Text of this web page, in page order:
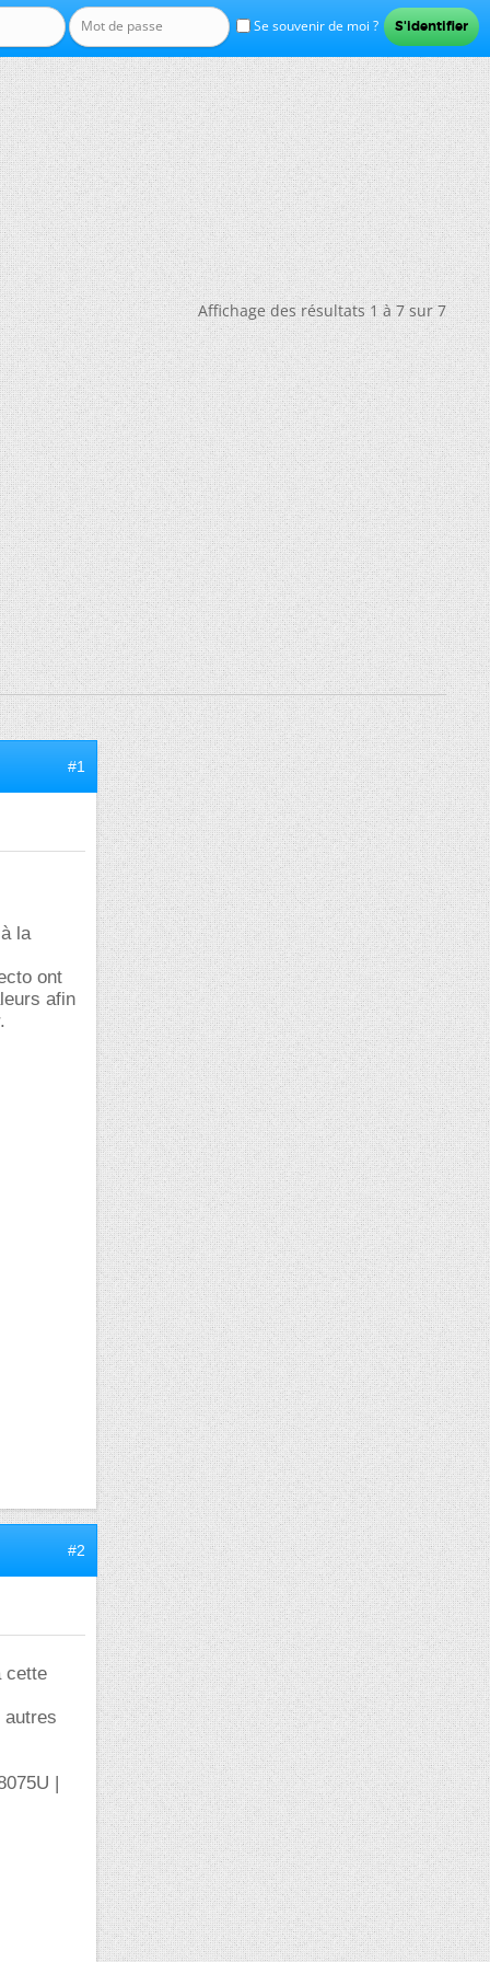
Se souvenir de moi ?
Affichage des résultats 1 à 7 sur 7
#1
la
ont
afin
#2
cette
autres
|